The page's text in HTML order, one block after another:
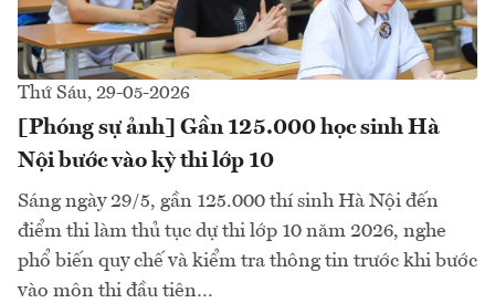
Thứ Sáu, 29-05-2026
[Phóng sự ảnh] Gần 125.000 học sinh Hà
Nội bước vào kỳ thi lớp 10
Sáng ngày 29/5, gần 125.000 thí sinh Hà Nội đến
điểm thi làm thủ tục dự thi lớp 10 năm 2026, nghe
phổ biến quy chế và kiểm tra thông tin trước khi bước
vào môn thi đầu tiên…